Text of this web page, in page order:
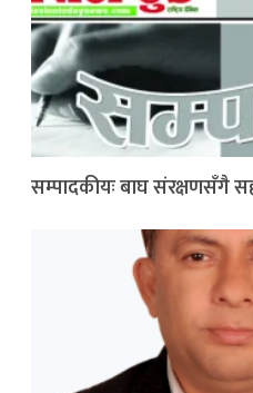
सम्पादकीयः बाघ संरक्षणसँगै